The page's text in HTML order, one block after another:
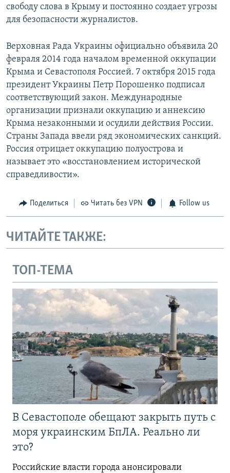
свободу слова в Крыму и постоянно создает угрозы
для безопасности журналистов.
Верховная Рада Украины официально объявила 20
февраля 2014 года началом временной оккупации
Крыма и Севастополя Россией. 7 октября 2015 года
президент Украины Петр Порошенко подписал
соответствующий закон. Международные
организации признали оккупацию и аннексию
Крыма незаконными и осудили действия России.
Страны Запада ввели ряд экономических санкций.
Россия отрицает оккупацию полуострова и
называет это «восстановлением исторической
справедливости».
Поделиться Читать без VPN Follow us
ЧИТАЙТЕ ТАКЖЕ:
ТОП-ТЕМА
В Севастополе обещают закрыть путь с
моря украинским БпЛА. Реально ли
это?
Российские власти города анонсировали